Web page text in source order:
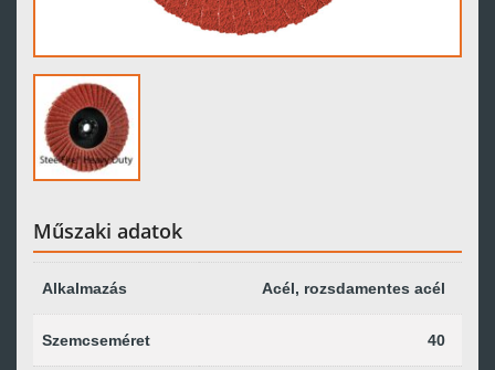
Műszaki adatok
Alkalmazás Acél, rozsdamentes acél
Szemcseméret 40